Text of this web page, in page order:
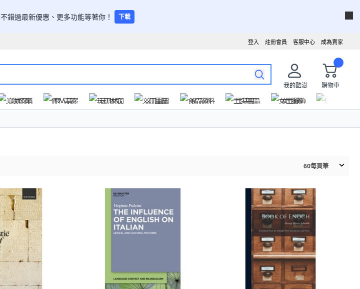
不錯過最新優惠、更多功能等著你！ 下載
成為賣家
客服中心
註冊會員
登入
我的酷澎
購物車
美妝保養 個人清潔 玩具休閒 文具圖書 食品飲料 生活用品 女性服飾
60每頁筆